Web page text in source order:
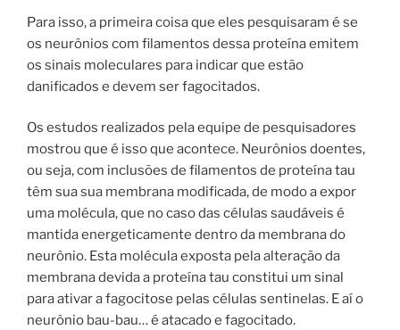
Para isso, a primeira coisa que eles pesquisaram é se
os neurônios com filamentos dessa proteína emitem
os sinais moleculares para indicar que estão
danificados e devem ser fagocitados.
Os estudos realizados pela equipe de pesquisadores
mostrou que é isso que acontece. Neurônios doentes,
ou seja, com inclusões de filamentos de proteína tau
têm sua sua membrana modificada, de modo a expor
uma molécula, que no caso das células saudáveis ​​é
mantida energeticamente dentro da membrana do
neurônio. Esta molécula exposta pela alteração da
membrana devida a proteína tau constitui um sinal
para ativar a fagocitose pelas células sentinelas. E aí o
neurônio bau-bau… é atacado e fagocitado.